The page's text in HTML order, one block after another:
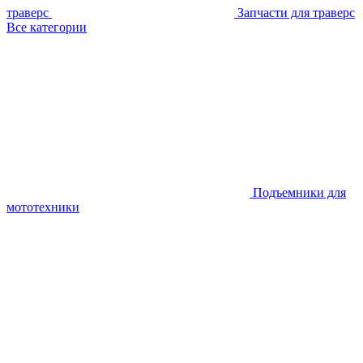
траверс
Запчасти для траверс
Все категории
Подъемники для
мототехники